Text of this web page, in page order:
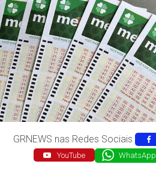
GRNEWS nas Redes Sociais
YouTube
WhatsApp